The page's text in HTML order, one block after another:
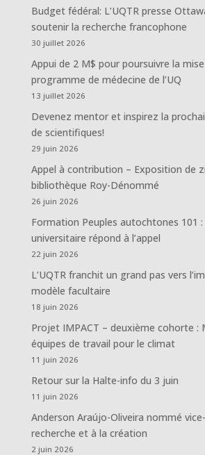
Budget fédéral: L’UQTR presse
soutenir la recherche francophone
30 juillet 2026
Appui de 2 M$ pour poursuivre la
programme de médecine de l’UQ
13 juillet 2026
Devenez mentor et inspirez la
de scientifiques!
29 juin 2026
Appel à contribution – Exposition de
bibliothèque Roy-Dénommé
26 juin 2026
Formation Peuples autochtones 101
universitaire répond à l’appel
22 juin 2026
L’UQTR franchit un grand pas vers
modèle facultaire
18 juin 2026
Projet IMPACT – deuxième cohorte :
équipes de travail pour le climat
11 juin 2026
Retour sur la Halte-info du 3 juin
11 juin 2026
Anderson Araújo-Oliveira nommé
recherche et à la création
2 juin 2026